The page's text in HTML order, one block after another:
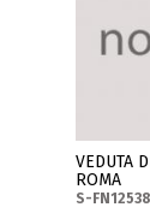
VEDUTA
ROMA
S-FN12538